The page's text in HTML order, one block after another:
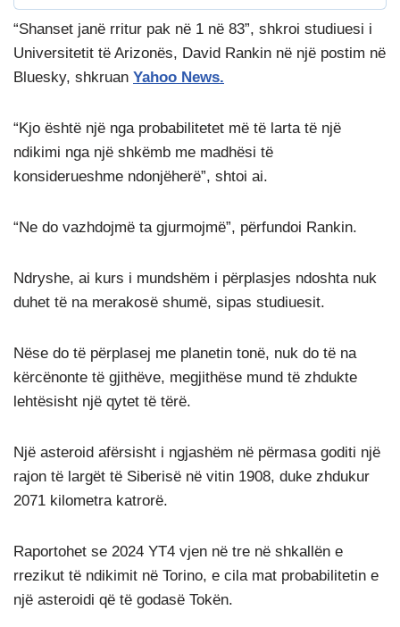
“Shanset janë rritur pak në 1 në 83”, shkroi studiuesi i
Universitetit të Arizonës, David Rankin në një postim në
Bluesky, shkruan Yahoo News.
“Kjo është një nga probabilitetet më të larta të një
ndikimi nga një shkëmb me madhësi të
konsiderueshme ndonjëherë”, shtoi ai.
“Ne do vazhdojmë ta gjurmojmë”, përfundoi Rankin.
Ndryshe, ai kurs i mundshëm i përplasjes ndoshta nuk
duhet të na merakosë shumë, sipas studiuesit.
Nëse do të përplasej me planetin tonë, nuk do të na
kërcënonte të gjithëve, megjithëse mund të zhdukte
lehtësisht një qytet të tërë.
Një asteroid afërsisht i ngjashëm në përmasa goditi një
rajon të largët të Siberisë në vitin 1908, duke zhdukur
2071 kilometra katrorë.
Raportohet se 2024 YT4 vjen në tre në shkallën e
rrezikut të ndikimit në Torino, e cila mat probabilitetin e
një asteroidi që të godasë Tokën.